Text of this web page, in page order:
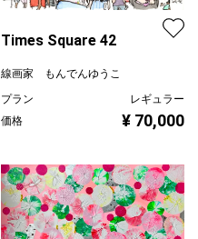
Times Square 42
線画家 もんでんゆうこ
プラン
レギュラー
価格
¥ 70,000